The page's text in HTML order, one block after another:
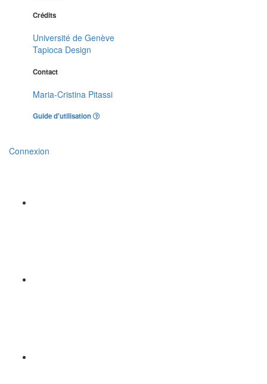
Crédits
Université de Genève
Tapioca Design
Contact
Maria-Cristina Pitassi
Guide d'utilisation
Connexion